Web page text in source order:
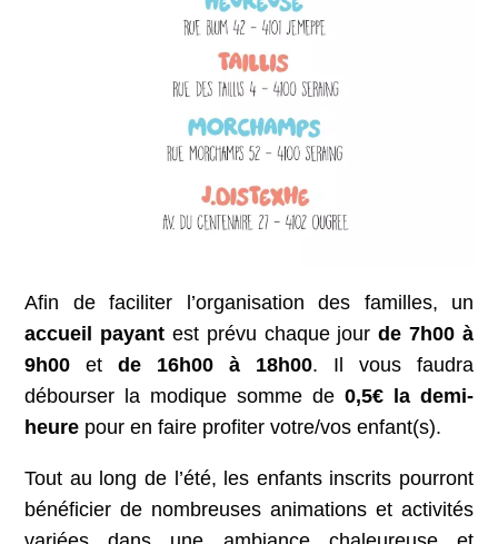
Afin de faciliter l’organisation des familles, un
accueil payantest prévu chaque jourde 7h00 à
9h00 et de 16h00 à 18h00. Il vous faudra
débourser la modique somme de 0,5€ la demi-
heure pour en faire profiter votre/vos enfant(s).
Tout au long de l’été, les enfants inscrits pourront
bénéficier de nombreuses animations et activités